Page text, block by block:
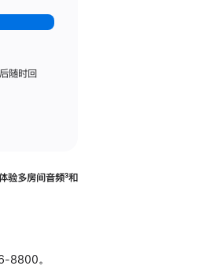
随时回
验多‍房‍间音频脚
³和
8800。